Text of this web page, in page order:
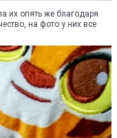
их опять же благодаря
на фото у них все